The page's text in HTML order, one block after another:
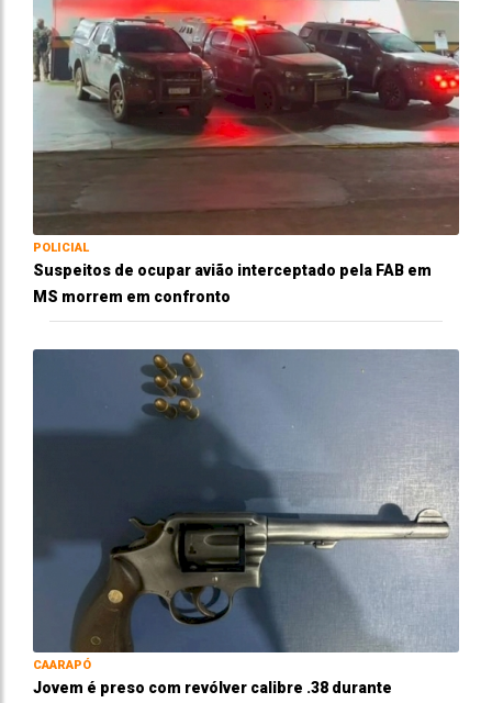
POLICIAL
Suspeitos de ocupar avião interceptado pela FAB em
MS morrem em confronto
CAARAPÓ
Jovem é preso com revólver calibre .38 durante